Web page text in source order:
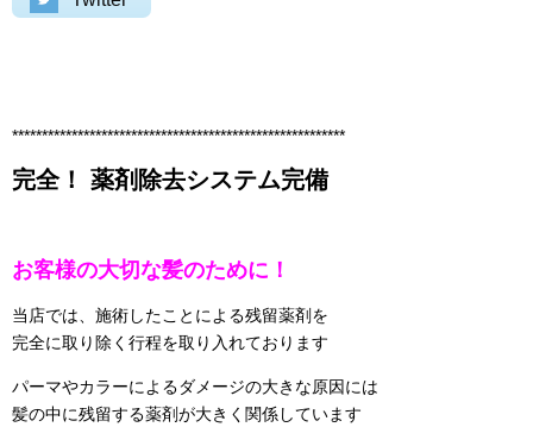
********************************************************
完全！ 薬剤除去システム完備
お客様の大切な髪のために！
当店では、施術したことによる残留薬剤を
完全に取り除く行程を取り入れております
パーマやカラーによるダメージの大きな原因には
髪の中に残留する薬剤が大きく関係しています